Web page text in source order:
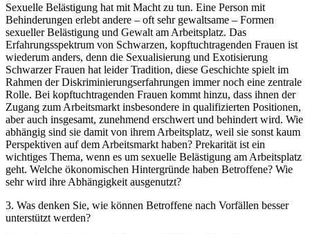
Sexuelle Belästigung hat mit Macht zu tun. Eine Person mit
Behinderungen erlebt andere – oft sehr gewaltsame – Formen
sexueller Belästigung und Gewalt am Arbeitsplatz. Das
Erfahrungsspektrum von Schwarzen, kopftuchtragenden Frauen ist
wiederum anders, denn die Sexualisierung und Exotisierung
Schwarzer Frauen hat leider Tradition, diese Geschichte spielt im
Rahmen der Diskriminierungserfahrungen immer noch eine zentrale
Rolle. Bei kopftuchtragenden Frauen kommt hinzu, dass ihnen der
Zugang zum Arbeitsmarkt insbesondere in qualifizierten Positionen,
aber auch insgesamt, zunehmend erschwert und behindert wird. Wie
abhängig sind sie damit von ihrem Arbeitsplatz, weil sie sonst kaum
Perspektiven auf dem Arbeitsmarkt haben? Prekarität ist ein
wichtiges Thema, wenn es um sexuelle Belästigung am Arbeitsplatz
geht. Welche ökonomischen Hintergründe haben Betroffene? Wie
sehr wird ihre Abhängigkeit ausgenutzt?
3. Was denken Sie, wie können Betroffene nach Vorfällen besser
unterstützt werden?